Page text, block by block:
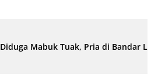
Diduga Mabuk Tuak, Pria di Bandar